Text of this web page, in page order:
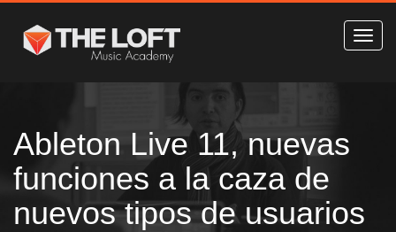
Ableton Live 11, nuevas
funciones a la caza de
nuevos tipos de usuarios